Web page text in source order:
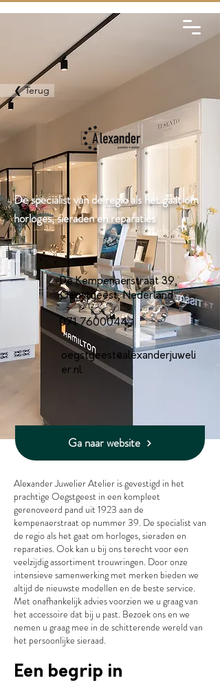
❮ Terug
De specialist van de regio als het gaat om
horloges, sieraden en reparaties
De Kempenaerstraat 39,
Oegstgeest, Nederland
071 7600044
oegstgeest@alexanderjuweli
er.nl
Ga naar website
Alexander Juwelier Atelier is gevestigd in het
prachtige Oegstgeest in een kompleet
gerenoveerd pand uit 1923 aan de
kempenaerstraat op nummer 39. De specialist van
de regio als het gaat om horloges, sieraden en
reparaties. Ook kan u bij ons terecht voor een
veelzijdig assortiment trouwringen. Door onze
intensieve samenwerking met merken bieden we
altijd de nieuwste modellen en de beste service.
Met onafhankelijk advies voorzien we u graag van
het accessoire dat bij u past. Bezoek ons en we
nemen u graag mee in de schitterende wereld van
het persoonlijke sieraad.
Een begrip in